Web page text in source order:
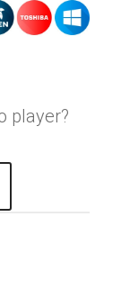
player?